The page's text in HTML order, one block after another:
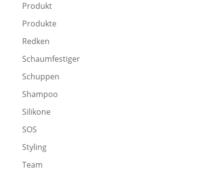
Produkt
Produkte
Redken
Schaumfestiger
Schuppen
Shampoo
Silikone
SOS
Styling
Team